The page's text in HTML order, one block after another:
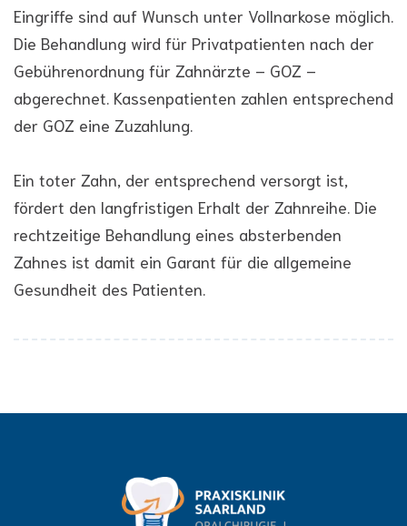
Eingriffe sind auf Wunsch unter Vollnarkose möglich.
Die Behandlung wird für Privatpatienten nach der
Gebührenordnung für Zahnärzte – GOZ –
abgerechnet. Kassenpatienten zahlen entsprechend
der GOZ eine Zuzahlung.
Ein toter Zahn, der entsprechend versorgt ist,
fördert den langfristigen Erhalt der Zahnreihe. Die
rechtzeitige Behandlung eines absterbenden
Zahnes ist damit ein Garant für die allgemeine
Gesundheit des Patienten.